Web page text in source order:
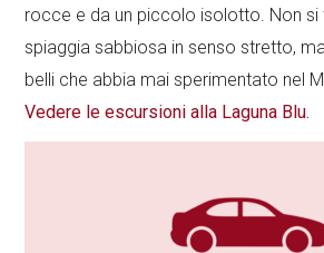
rocce e da un piccolo isolotto. Non si
spiaggia sabbiosa in senso stretto,
belli che abbia mai sperimentato nel
Vedere le escursioni alla Laguna Blu.